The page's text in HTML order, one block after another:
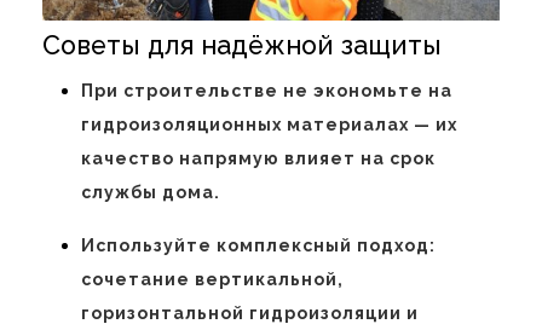
Советы для надёжной защиты
При строительстве не экономьте на
гидроизоляционных материалах — их
качество напрямую влияет на срок
службы дома.
Используйте комплексный подход:
сочетание вертикальной,
горизонтальной гидроизоляции и